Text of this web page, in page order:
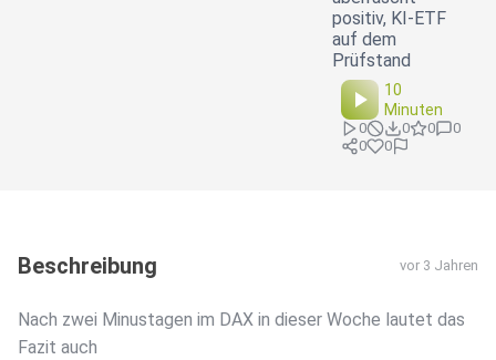
positiv, KI-ETF
auf dem
Prüfstand
10
Minuten
0 0 0
0
0
0
Beschreibung vor 3 Jahren
Nach zwei Minustagen im DAX in dieser Woche lautet das
Fazit auch